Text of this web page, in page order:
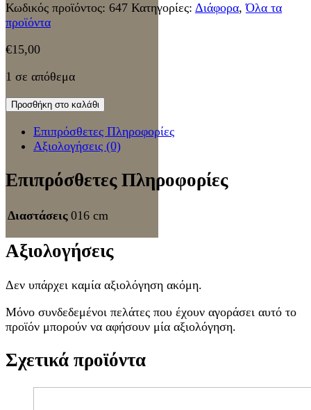
Κωδικός προϊόντος: 647 Κατηγορίες: Διάφορα,Όλα τα
προϊόντα
€15,00
1 σε απόθεμα
Προσθήκη στο καλάθι
Επιπρόσθετες Πληροφορίες
Αξιολογήσεις (0)
Επιπρόσθετες Πληροφορίες
Διαστάσεις 016 cm
Αξιολογήσεις
Δεν υπάρχει καμία αξιολόγηση ακόμη.
Μόνο συνδεδεμένοι πελάτες που έχουν αγοράσει αυτό το
προϊόν μπορούν να αφήσουν μία αξιολόγηση.
Σχετικά προϊόντα